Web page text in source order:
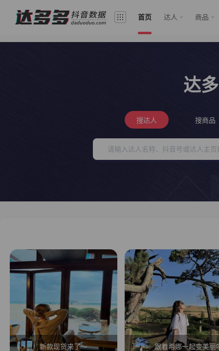
首页 达人 商品
达
搜达人 搜商品
新款现货来了～ 跟着希娜一起变美丽